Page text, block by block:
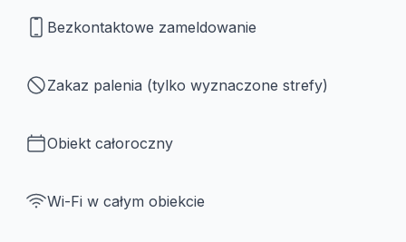
Bezkontaktowe zameldowanie
Zakaz palenia (tylko wyznaczone strefy)
Obiekt całoroczny
Wi-Fi w całym obiekcie